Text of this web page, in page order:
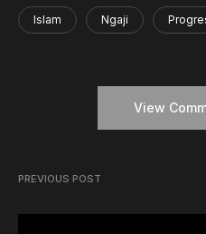
Islam Ngaji
View
PREVIOUS POST